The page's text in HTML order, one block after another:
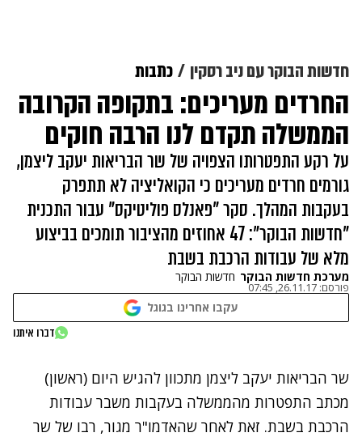
חדשות הבוקר עם ניב רסקין כתבות
החרדים מעריכים: בתקופה הקרובה
הממשלה תקדם לנו הרבה חוקים
על רקע התפטרותו הצפויה של שר הבריאות יעקב ליצמן,
גורמים חרדים מעריכים כי הקואליציה לא תתפרק
בעקבות המהלך. סקר "פאנלס פוליטיקס" עבור התכנית
"חדשות הבוקר": 47 אחוזים מהציבור תומכים בביצוע
מלא של עבודות הרכבת בשבת
מערכת חדשות הבוקר חדשות הבוקר
פורסם: 26.11.17, 07:45
עקבו אחרינו בגוגל
נתקלנו בבעיה
דברו איתנו
שר הבריאות יעקב ליצמן מתכוון להגיש היום (ראשון)
מכתב התפטרות מהממשלה בעקבות משבר עבודות
הרכבת בשבת. זאת לאחר שהאדמו"ר מגור, רבו של שר